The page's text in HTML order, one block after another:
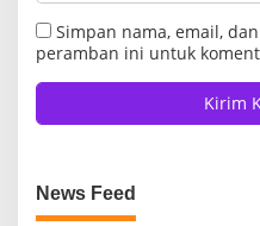
Simpan nama, email,
peramban ini untuk
News Feed